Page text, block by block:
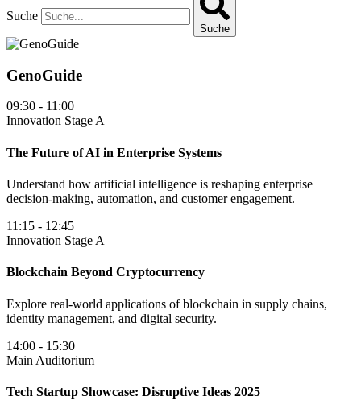
Suche
Suche
GenoGuide
09:30 - 11:00
Innovation Stage A
The Future of AI in Enterprise Systems
Understand how artificial intelligence is reshaping enterprise
decision-making, automation, and customer engagement.
11:15 - 12:45
Innovation Stage A
Blockchain Beyond Cryptocurrency
Explore real-world applications of blockchain in supply chains,
identity management, and digital security.
14:00 - 15:30
Main Auditorium
Tech Startup Showcase: Disruptive Ideas 2025